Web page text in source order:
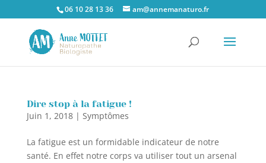
06 10 28 13 36 am@annemanaturo.fr
Dire stop à la fatigue !
Juin 1, 2018| Symptômes
La fatigue est un formidable indicateur de notre
santé. En effet notre corps va utiliser tout un arsenal